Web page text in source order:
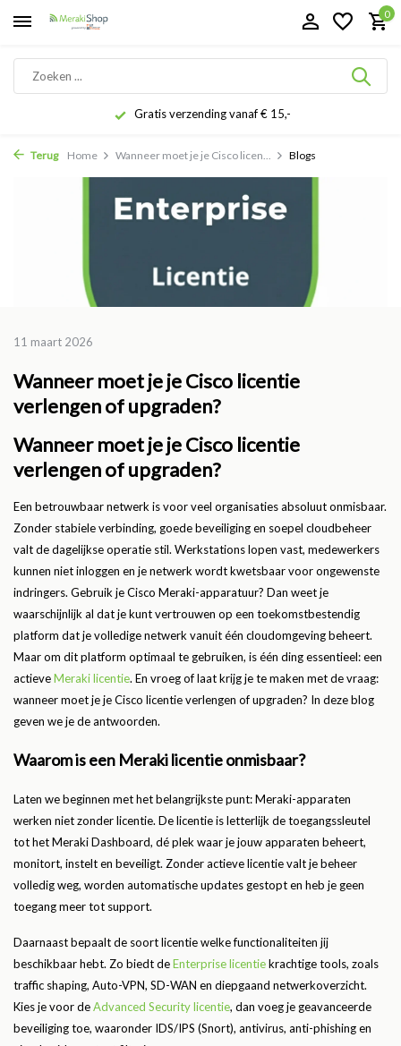
0
Gratis verzending vanaf € 15,-
Terug Home Wanneer moet je je Cisco licen... Blogs
11 maart 2026
Wanneer moet je je Cisco licentie
verlengen of upgraden?
Wanneer moet je je Cisco licentie
verlengen of upgraden?
Een betrouwbaar netwerk is voor veel organisaties absoluut onmisbaar.
Zonder stabiele verbinding, goede beveiliging en soepel cloudbeheer
valt de dagelijkse operatie stil. Werkstations lopen vast, medewerkers
kunnen niet inloggen en je netwerk wordt kwetsbaar voor ongewenste
indringers. Gebruik je Cisco Meraki-apparatuur? Dan weet je
waarschijnlijk al dat je kunt vertrouwen op een toekomstbestendig
platform dat je volledige netwerk vanuit één cloudomgeving beheert.
Maar om dit platform optimaal te gebruiken, is één ding essentieel: een
actieveMeraki licentie. En vroeg of laat krijg je te maken met de vraag:
wanneer moet je je Cisco licentie verlengen of upgraden? In deze blog
geven we je de antwoorden.
Waarom is een Meraki licentie onmisbaar?
Laten we beginnen met het belangrijkste punt: Meraki-apparaten
werken niet zonder licentie. De licentie is letterlijk de toegangssleutel
tot het Meraki Dashboard, dé plek waar je jouw apparaten beheert,
monitort, instelt en beveiligt. Zonder actieve licentie valt je beheer
volledig weg, worden automatische updates gestopt en heb je geen
toegang meer tot support.
Daarnaast bepaalt de soort licentie welke functionaliteiten jij
beschikbaar hebt. Zo biedt deEnterprise licentiekrachtige tools, zoals
traffic shaping, Auto-VPN, SD-WAN en diepgaand netwerkoverzicht.
Kies je voor deAdvanced Security licentie, dan voeg je geavanceerde
beveiliging toe, waaronder IDS/IPS (Snort), antivirus, anti-phishing en